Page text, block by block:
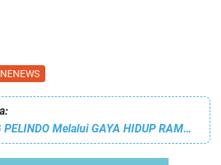
Komitmen ESG PELINDO Melalui GAYA HIDUP RAMAH LINGKUNGAN